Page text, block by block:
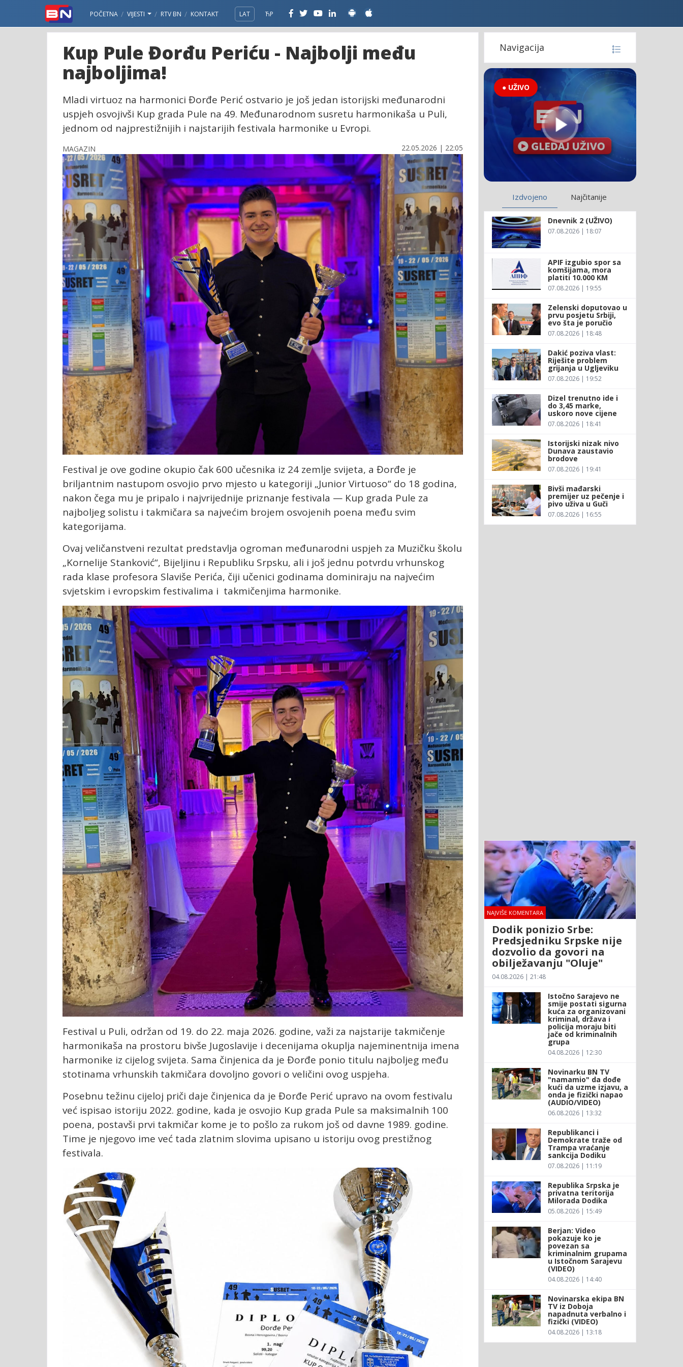
POČETNA VIJESTI RTV BN KONTAKT LAT ЋР
Kup Pule Đorđu Periću - Najbolji među
najboljima!
Mladi virtuoz na harmonici Đorđe Perić ostvario je još jedan istorijski međunarodni
uspjeh osvojivši Kup grada Pule na 49. Međunarodnom susretu harmonikaša u Puli,
jednom od najprestižnijih i najstarijih festivala harmonike u Evropi.
MAGAZIN 22.05.2026 | 22:05
Festival je ove godine okupio čak 600 učesnika iz 24 zemlje svijeta, a Đorđe je
briljantnim nastupom osvojio prvo mjesto u kategoriji „Junior Virtuoso“ do 18 godina,
nakon čega mu je pripalo i najvrijednije priznanje festivala — Kup grada Pule za
najboljeg solistu i takmičara sa najvećim brojem osvojenih poena među svim
kategorijama.
Ovaj veličanstveni rezultat predstavlja ogroman međunarodni uspjeh za Muzičku školu
„Kornelije Stanković“, Bijeljinu i Republiku Srpsku, ali i još jednu potvrdu vrhunskog
rada klase profesora Slaviše Perića, čiji učenici godinama dominiraju na najvećim
svjetskim i evropskim festivalima i takmičenjima harmonike.
Festival u Puli, održan od 19. do 22. maja 2026. godine, važi za najstarije takmičenje
harmonikaša na prostoru bivše Jugoslavije i decenijama okuplja najeminentnija imena
harmonike iz cijelog svijeta. Sama činjenica da je Đorđe ponio titulu najboljeg među
stotinama vrhunskih takmičara dovoljno govori o veličini ovog uspjeha.
Posebnu težinu cijeloj priči daje činjenica da je Đorđe Perić upravo na ovom festivalu
već ispisao istoriju 2022. godine, kada je osvojio Kup grada Pule sa maksimalnih 100
poena, postavši prvi takmičar kome je to pošlo za rukom još od davne 1989. godine.
Time je njegovo ime već tada zlatnim slovima upisano u istoriju ovog prestižnog
festivala.
Navigacija
● UŽIVO
Izdvojeno Najčitanije
Dnevnik 2 (UŽIVO)
07.08.2026 | 18:07
APIF izgubio spor sa
komšijama, mora
platiti 10.000 KM
07.08.2026 | 19:55
Zelenski doputovao u
prvu posjetu Srbiji,
evo šta je poručio
07.08.2026 | 18:48
Dakić poziva vlast:
Riješite problem
grijanja u Ugljeviku
07.08.2026 | 19:52
Dizel trenutno ide i
do 3,45 marke,
uskoro nove cijene
07.08.2026 | 18:41
Istorijski nizak nivo
Dunava zaustavio
brodove
07.08.2026 | 19:41
Bivši mađarski
premijer uz pečenje i
pivo uživa u Guči
07.08.2026 | 16:55
NAJVIŠE KOMENTARA
Dodik ponizio Srbe:
Predsjedniku Srpske nije
dozvolio da govori na
obilježavanju "Oluje"
04.08.2026 | 21:48
Istočno Sarajevo ne
smije postati sigurna
kuća za organizovani
kriminal, država i
policija moraju biti
jače od kriminalnih
grupa
04.08.2026 | 12:30
Novinarku BN TV
"namamio" da dođe
kući da uzme izjavu, a
onda je fizički napao
(AUDIO/VIDEO)
06.08.2026 | 13:32
Republikanci i
Demokrate traže od
Trampa vraćanje
sankcija Dodiku
07.08.2026 | 11:19
Republika Srpska je
privatna teritorija
Milorada Dodika
05.08.2026 | 15:49
Berjan: Video
pokazuje ko je
povezan sa
kriminalnim grupama
u Istočnom Sarajevu
(VIDEO)
04.08.2026 | 14:40
Novinarska ekipa BN
TV iz Doboja
napadnuta verbalno i
fizički (VIDEO)
04.08.2026 | 13:18